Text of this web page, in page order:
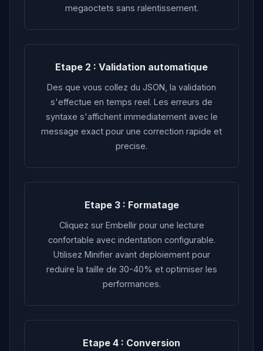
megaoctets sans ralentissement.
Etape 2 : Validation automatique
Des que vous collez du JSON, la validation
s'effectue en temps reel. Les erreurs de
syntaxe s'affichent immediatement avec le
message exact pour une correction rapide et
precise.
Etape 3 : Formatage
Cliquez sur Embellir pour une lecture
confortable avec indentation configurable.
Utilisez Minifier avant deploiement pour
reduire la taille de 30-40% et optimiser les
performances.
Etape 4 : Conversion